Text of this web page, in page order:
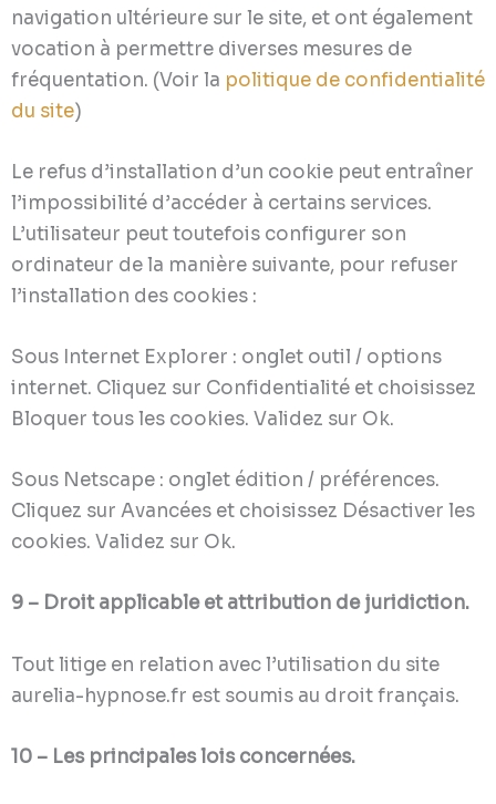
navigation ultérieure sur le site, et ont également
vocation à permettre diverses mesures de
fréquentation. (Voir la politique de confidentialité
du site)
Le refus d’installation d’un cookie peut entraîner
l’impossibilité d’accéder à certains services.
L’utilisateur peut toutefois configurer son
ordinateur de la manière suivante, pour refuser
l’installation des cookies :
Sous Internet Explorer : onglet outil / options
internet. Cliquez sur Confidentialité et choisissez
Bloquer tous les cookies. Validez sur Ok.
Sous Netscape : onglet édition / préférences.
Cliquez sur Avancées et choisissez Désactiver les
cookies. Validez sur Ok.
9 – Droit applicable et attribution de juridiction.
Tout litige en relation avec l’utilisation du site
aurelia-hypnose.fr est soumis au droit français.
10 – Les principales lois concernées.